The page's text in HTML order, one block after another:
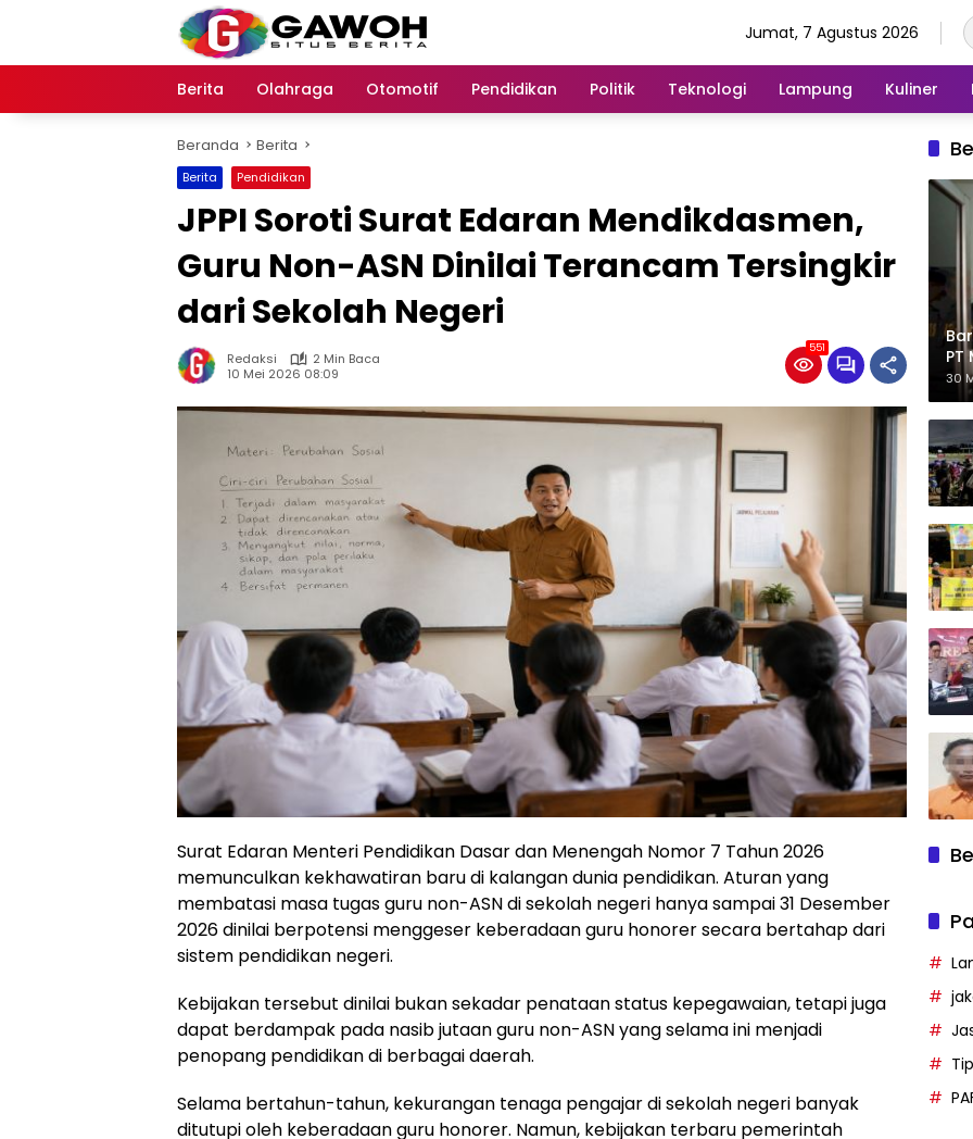
Jumat, 7 Agustus 2026
Berita Olahraga Otomotif Pendidikan Politik Teknologi Lampung Kuliner
Beranda Berita
Berita Pendidikan
JPPI Soroti Surat Edaran Mendikdasmen,
Guru Non-ASN Dinilai Terancam Tersingkir
dari Sekolah Negeri
Redaksi
2 Min Baca
10 Mei 2026 08:09
551
Surat Edaran Menteri Pendidikan Dasar dan Menengah Nomor 7 Tahun 2026
memunculkan kekhawatiran baru di kalangan dunia pendidikan. Aturan yang
membatasi masa tugas guru non-ASN di sekolah negeri hanya sampai 31 Desember
2026 dinilai berpotensi menggeser keberadaan guru honorer secara bertahap dari
sistem pendidikan negeri.
Kebijakan tersebut dinilai bukan sekadar penataan status kepegawaian, tetapi juga
dapat berdampak pada nasib jutaan guru non-ASN yang selama ini menjadi
penopang pendidikan di berbagai daerah.
Selama bertahun-tahun, kekurangan tenaga pengajar di sekolah negeri banyak
ditutupi oleh keberadaan guru honorer. Namun, kebijakan terbaru pemerintah
PT
30